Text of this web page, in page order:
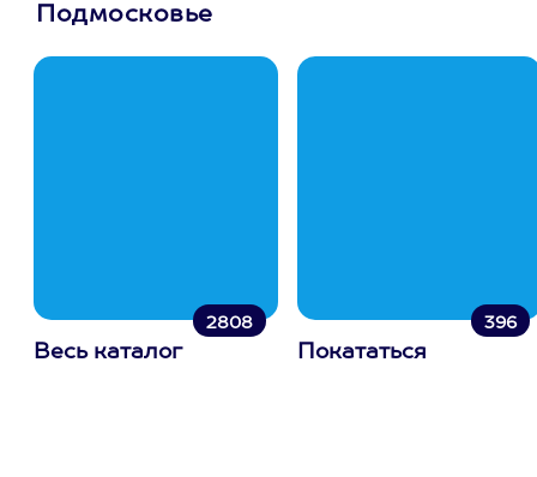
Подмосковье
2808
Весь каталог
396
Покататься